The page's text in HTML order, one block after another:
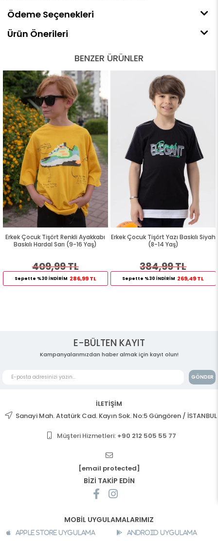
Ödeme Seçenekleri
Ürün Önerileri
BENZER ÜRÜNLER
Erkek Çocuk Tişört Renkli Ayakkabı
Baskılı Hardal Sarı (9-16 Yaş)
409,99 TL
Sepette %30 İNDİRİM 286,99 TL
Erkek Çocuk Tişört Yazı Baskılı Siyah
(8-14 Yaş)
384,99 TL
Sepette %30 İNDİRİM 269,49 TL
E-BÜLTEN KAYIT
Kampanyalarımızdan haber almak için kayıt olun!
GÖNDER
İLETİŞİM
Sanayi Mah. Atatürk Cad. Kayın Sok. No:5 Güngören / İSTANBUL
Müşteri Hizmetleri: +90 212 505 55 77
[email protected]
BİZİ TAKİP EDİN
MOBİL UYGULAMALARIMIZ
Apple Store Uygulama Android Uygulama